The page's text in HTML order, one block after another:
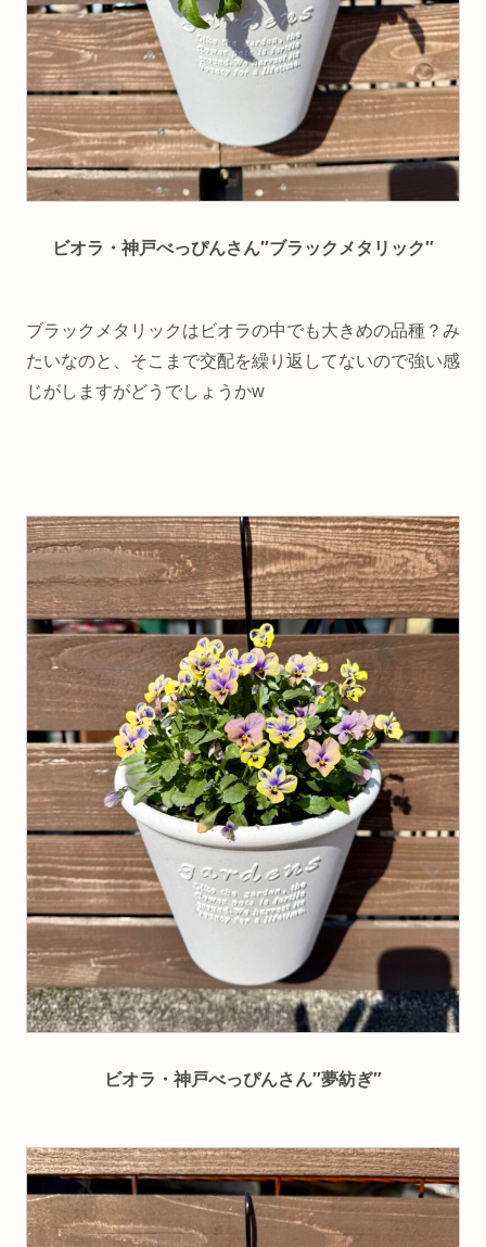
ビオラ・神戸べっぴんさん″ブラックメタリック″
ブラックメタリックはビオラの中でも大きめの品種？み
たいなのと、そこまで交配を繰り返してないので強い感
じがしますがどうでしょうかw
ビオラ・神戸べっぴんさん″夢紡ぎ″